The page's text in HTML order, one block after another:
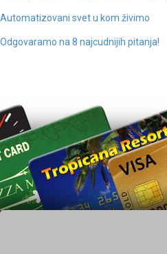
Automatizovani svet u kom živimo
Odgovaramo na 8 najcudnijih pitanja!